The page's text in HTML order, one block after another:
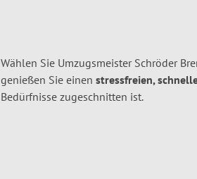
Wählen Sie Umzugsmeister Schröder
genießen Sie einen stressfreien,
Bedürfnisse zugeschnitten ist.